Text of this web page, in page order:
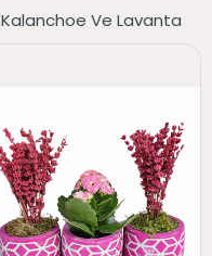
Kalanchoe Ve Lavanta